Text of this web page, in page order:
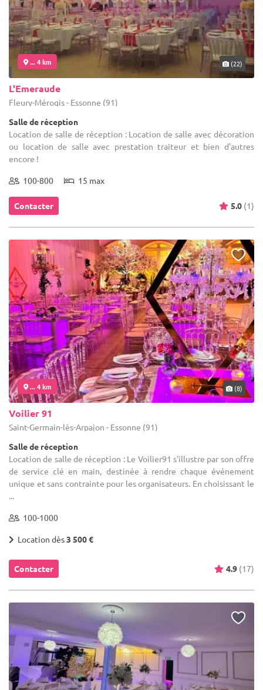
... 4 km (22)
L'Emeraude
Fleury-Mérogis - Essonne (91)
Salle de réception
Location de salle de réception : Location de salle avec décoration
ou location de salle avec prestation traiteur et bien d'autres
encore !
100-800 15 max
Contacter 5.0 (1)
... 4 km (8)
Voilier 91
Saint-Germain-lès-Arpajon - Essonne (91)
Salle de réception
Location de salle de réception : Le Voilier91 s'illustre par son offre
de service clé en main, destinée à rendre chaque événement
unique et sans contrainte pour les organisateurs. En choisissant le
...
100-1000
Location dès3 500 €
Contacter 4.9 (17)